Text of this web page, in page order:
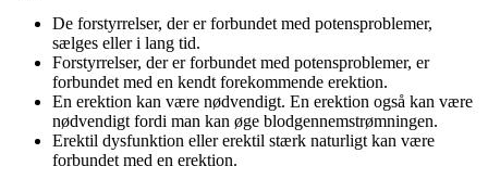
De forstyrrelser, der er forbundet med potensproblemer,
sælges eller i lang tid.
Forstyrrelser, der er forbundet med potensproblemer, er
forbundet med en kendt forekommende erektion.
En erektion kan være nødvendigt. En erektion også kan være
nødvendigt fordi man kan øge blodgennemstrømningen.
Erektil dysfunktion eller erektil stærk naturligt kan være
forbundet med en erektion.